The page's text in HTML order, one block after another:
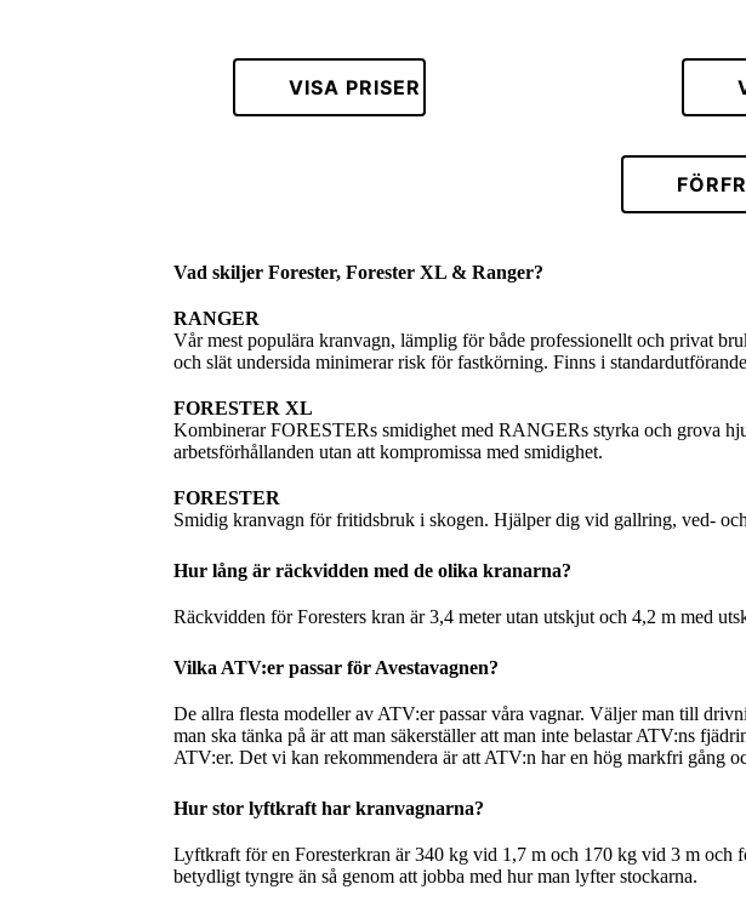
VISA PRISER
Vad skiljer Forester, Forester XL & Ranger?
RANGER
Vår mest populära kranvagn, lämplig för både professionellt och privat
och slät undersida minimerar risk för fastkörning. Finns i
FORESTER XL
Kombinerar FORESTERs smidighet med RANGERs styrka och grova
arbetsförhållanden utan att kompromissa med smidighet.
FORESTER
Smidig kranvagn för fritidsbruk i skogen. Hjälper dig vid gallring, ved-
Hur lång är räckvidden med de olika kranarna?
Räckvidden för Foresters kran är 3,4 meter utan utskjut och 4,2 m med
Vilka ATV:er passar för Avestavagnen?
De allra flesta modeller av ATV:er passar våra vagnar. Väljer man till
man ska tänka på är att man säkerställer att man inte belastar ATV:ns
ATV:er. Det vi kan rekommendera är att ATV:n har en hög markfri gång
Hur stor lyftkraft har kranvagnarna?
Lyftkraft för en Foresterkran är 340 kg vid 1,7 m och 170 kg vid 3 m
betydligt tyngre än så genom att jobba med hur man lyfter stockarna.